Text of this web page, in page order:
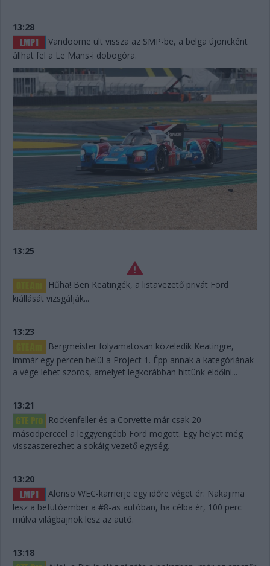
13:28
Vandoorne ült vissza az SMP-be, a belga újoncként
állhat fel a Le Mans-i dobogóra.
13:25
Hűha! Ben Keatingék, a listavezető privát Ford
kiállását vizsgálják...
13:23
Bergmeister folyamatosan közeledik Keatingre,
immár egy percen belül a Project 1. Épp annak a kategóriának
a vége lehet szoros, amelyet legkorábban hittünk eldőlni...
13:21
Rockenfeller és a Corvette már csak 20
másodperccel a leggyengébb Ford mögött. Egy helyet még
visszaszerezhet a sokáig vezető egység.
13:20
Alonso WEC-karrierje egy időre véget ér: Nakajima
lesz a befutóember a #8-as autóban, ha célba ér, 100 perc
múlva világbajnok lesz az autó.
13:18